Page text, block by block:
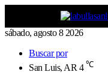
sábado, agosto 8 2026
Buscar por
San Luis, AR 4 ℃